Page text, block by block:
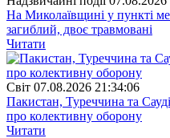
На Миколаївщині у пункті
загиблий, двоє травмовані
Читати
Свiт 07.08.2026 21:34:06
Пакистан, Туреччина та
про колективну оборону
Читати